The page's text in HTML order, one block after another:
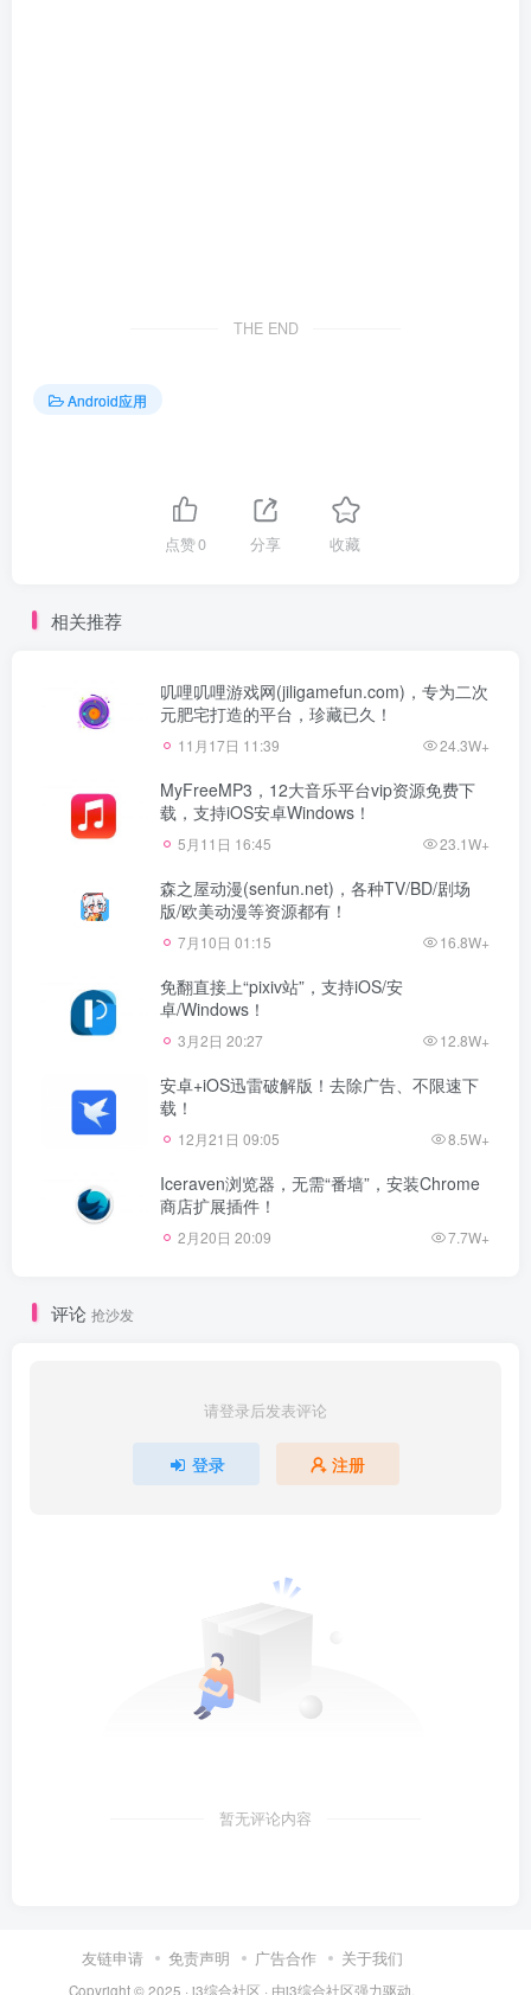
THE END
Android应用
点赞0 分享 收藏
相关推荐
叽哩叽哩游戏网(jiligamefun.com)，专为二次
元肥宅打造的平台，珍藏已久！
11月17日 11:39 24.3W+
MyFreeMP3，12大音乐平台vip资源免费下
载，支持iOS安卓Windows！
5月11日 16:45 23.1W+
森之屋动漫(senfun.net)，各种TV/BD/剧场
版/欧美动漫等资源都有！
7月10日 01:15 16.8W+
免翻直接上“pixiv站”，支持iOS/安
卓/Windows！
3月2日 20:27 12.8W+
安卓+iOS迅雷破解版！去除广告、不限速下
载！
12月21日 09:05 8.5W+
Iceraven浏览器，无需“番墙”，安装Chrome
商店扩展插件！
2月20日 20:09 7.7W+
评论 抢沙发
请登录后发表评论
登录 注册
暂无评论内容
友链申请 免责声明 广告合作 关于我们
Copyright © 2025 · i3综合社区 · 由i3综合社区强力驱动.